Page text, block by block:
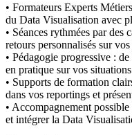
• Formateurs Experts
du Data Visualisation avec
• Séances rythmées par des
retours personnalisés sur
• Pédagogie progressive :
en pratique sur vos
• Supports de formation
dans vos reportings et
• Accompagnement
et intégrer la Data